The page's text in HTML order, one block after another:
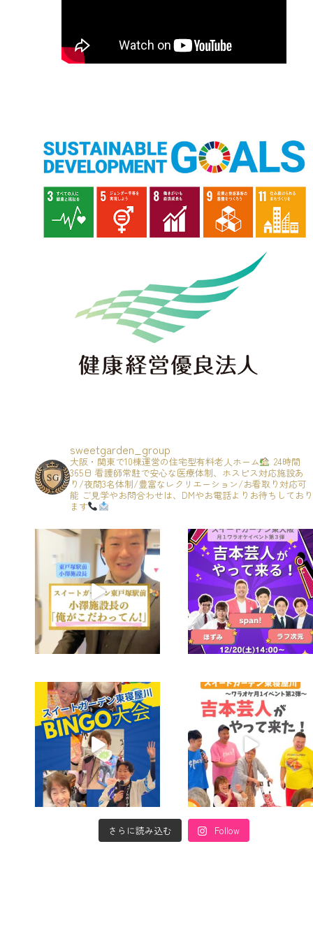
sweetgarden_group
大阪・関東で10棟運営の住宅型有料老人ホーム
24時間
365日 看護師常駐で安心な医療体制、ホスピス対応施設あ
り/夜間3名体制/豊富なレクリエーション/お看取り対応可
能 ご見学やお問合わせは、DMやお電話よりお待ちしており
ます
さらに読み込む Follow